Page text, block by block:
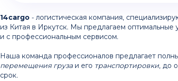
14cargo - логистическая компания,
из Китая в Иркутск. Мы предлагаем оптимальные
и с профессиональным сервисом.
Наша команда профессионалов предлагает
перемещения грузаи его транспортировки, до
срок.